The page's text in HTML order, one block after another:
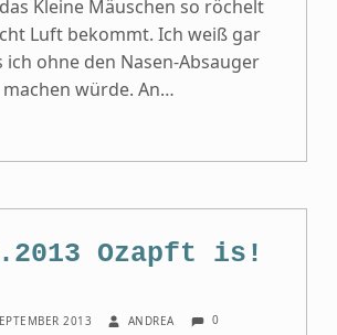
Kleine Mäuschen so röchelt
Luft bekommt. Ich weiß gar
ich ohne den Nasen-Absauger
machen würde. An…
Ozapft is!
2013 ANDREA 0